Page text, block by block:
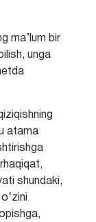
ma’lum bir
unga
atama
shundaki,